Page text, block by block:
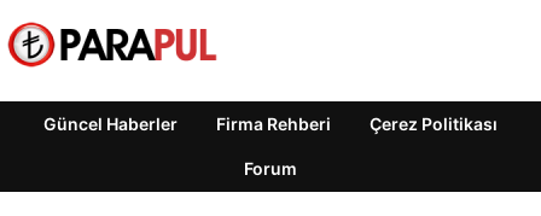
Güncel Haberler Firma Rehberi Çerez Politikası
Forum